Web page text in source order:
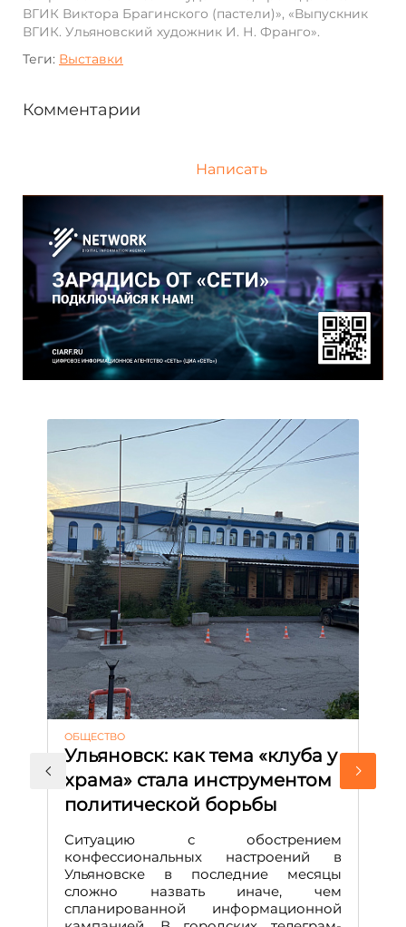
ВГИК Виктора Брагинского (пастели)», «Выпускник
ВГИК. Ульяновский художник И. Н. Франго».
Теги: Выставки
Комментарии
Написать
ОБЩЕСТВО
Ульяновск: как тема «клуба у
храма» стала инструментом
политической борьбы
Ситуацию с обострением
конфессиональных настроений в
Ульяновске в последние месяцы
сложно назвать иначе, чем
спланированной информационной